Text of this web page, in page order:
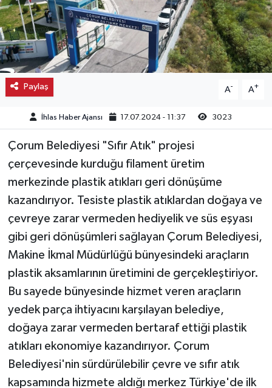
Paylaş A- A+
İhlas Haber Ajansı 17.07.2024 - 11:37 3023
Çorum Belediyesi "Sıfır Atık" projesi
çerçevesinde kurduğu filament üretim
merkezinde plastik atıkları geri dönüşüme
kazandırıyor. Tesiste plastik atıklardan doğaya ve
çevreye zarar vermeden hediyelik ve süs eşyası
gibi geri dönüşümleri sağlayan Çorum Belediyesi,
Makine İkmal Müdürlüğü bünyesindeki araçların
plastik aksamlarının üretimini de gerçekleştiriyor.
Bu sayede bünyesinde hizmet veren araçların
yedek parça ihtiyacını karşılayan belediye,
doğaya zarar vermeden bertaraf ettiği plastik
atıkları ekonomiye kazandırıyor. Çorum
Belediyesi'nin sürdürülebilir çevre ve sıfır atık
kapsamında hizmete aldığı merkez Türkiye'de ilk
Mecitözü
Oğuzlar
Ortaköy
Osmancık
Sungurlu
Uğurludağ